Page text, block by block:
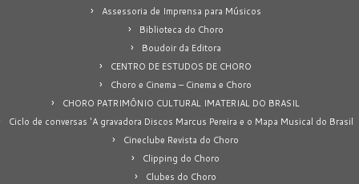
Assessoria de Imprensa para Músicos
Biblioteca do Choro
Boudoir da Editora
CENTRO DE ESTUDOS DE CHORO
Choro e Cinema – Cinema e Choro
CHORO PATRIMÔNIO CULTURAL IMATERIAL DO BRASIL
Ciclo de conversas 'A gravadora Discos Marcus Pereira e o Mapa Musical do Brasil
Cineclube Revista do Choro
Clipping do Choro
Clubes do Choro